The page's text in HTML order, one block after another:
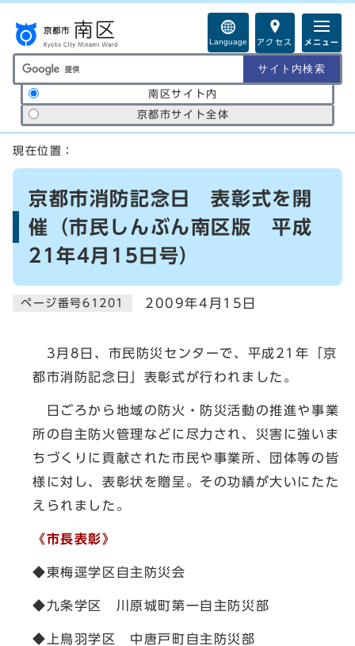
Language アクセス メニュー
サイト内検索の範囲
南区サイト内
京都市サイト全体
ここから本文です
現在位置：
京都市消防記念日 表彰式を開
催（市民しんぶん南区版 平成
21年4月15日号）
ページ番号61201 2009年4月15日
3月8日、市民防災センターで、平成21年「京
都市消防記念日」表彰式が行われました。
日ごろから地域の防火・防災活動の推進や事業
所の自主防火管理などに尽力され、災害に強いま
ちづくりに貢献された市民や事業所、団体等の皆
様に対し、表彰状を贈呈。その功績が大いにたた
えられました。
《市長表彰》
◆東梅逕学区自主防災会
◆九条学区 川原城町第一自主防災部
◆上鳥羽学区 中唐戸町自主防災部